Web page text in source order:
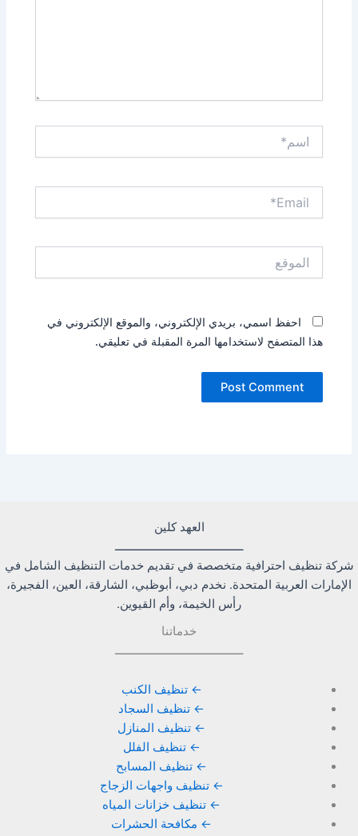
احفظ اسمي، بريدي الإلكتروني، والموقع الإلكتروني في
هذا المتصفح لاستخدامها المرة المقبلة في تعليقي.
العهد كلين
ــــــــــــــــــــــــــــــــــــــــ
شركة تنظيف احترافية متخصصة في تقديم خدمات التنظيف الشامل في
الإمارات العربية المتحدة. نخدم دبي، أبوظبي، الشارقة، العين، الفجيرة،
رأس الخيمة، وأم القيوين.
خدماتنا
ــــــــــــــــــــــــــــــــــــــــ
← تنظيف الكنب
← تنظيف السجاد
← تنظيف المنازل
← تنظيف الفلل
← تنظيف المسابح
← تنظيف واجهات الزجاج
← تنظيف خزانات المياه
← مكافحة الحشرات